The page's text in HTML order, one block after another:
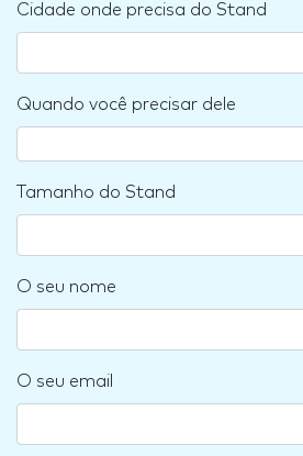
Cidade onde precisa do Stand
Quando você precisar dele
Tamanho do Stand
O seu nome
O seu email